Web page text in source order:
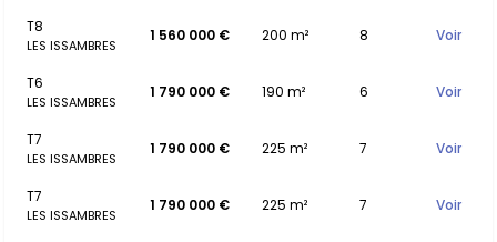
T8
LES ISSAMBRES
1 560 000 € 200 m² 8 Voir
T6
LES ISSAMBRES
1 790 000 € 190 m² 6 Voir
T7
LES ISSAMBRES
1 790 000 € 225 m² 7 Voir
T7
LES ISSAMBRES
1 790 000 € 225 m² 7 Voir